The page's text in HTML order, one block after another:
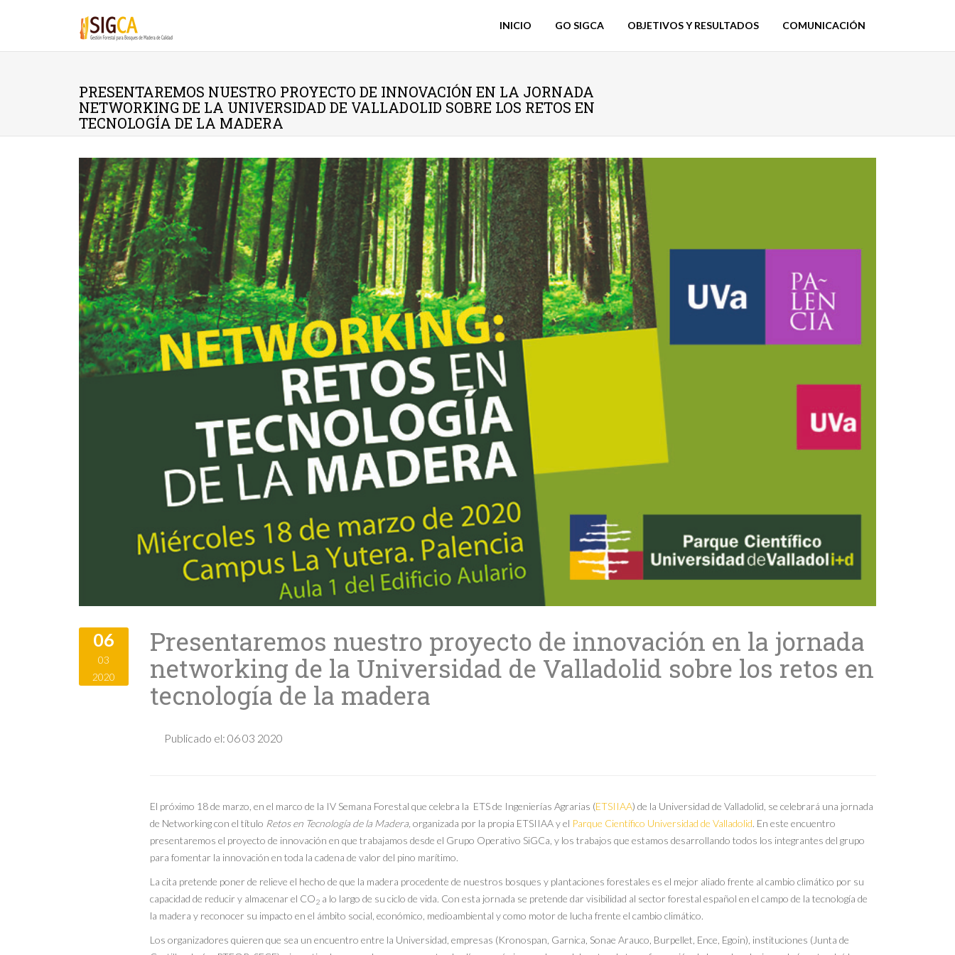
INICIO
GO SIGCA OBJETIVOS Y RESULTADOS COMUNICACIÓN
PRESENTAREMOS NUESTRO PROYECTO DE INNOVACIÓN EN LA JORNADA
NETWORKING DE LA UNIVERSIDAD DE VALLADOLID SOBRE LOS RETOS EN
TECNOLOGÍA DE LA MADERA
06
03
2020
Presentaremos nuestro proyecto de innovación en la jornada
networking de la Universidad de Valladolid sobre los retos en
tecnología de la madera
Publicado el: 06 03 2020
El próximo 18 de marzo, en el marco de la IV Semana Forestal que celebra la ETS de Ingenierías Agrarias (ETSIIAA) de la Universidad de Valladolid, se celebrará una jornada
de Networking con el título Retos en Tecnología de la Madera, organizada por la propia ETSIIAA y el Parque Científico Universidad de Valladolid. En este encuentro
presentaremos el proyecto de innovación en que trabajamos desde el Grupo Operativo SiGCa, y los trabajos que estamos desarrollando todos los integrantes del grupo
para fomentar la innovación en toda la cadena de valor del pino marítimo.
La cita pretende poner de relieve el hecho de que la madera procedente de nuestros bosques y plantaciones forestales es el mejor aliado frente al cambio climático por su
capacidad de reducir y almacenar el CO2 a lo largo de su ciclo de vida. Con esta jornada se pretende dar visibilidad al sector forestal español en el campo de la tecnología de
la madera y reconocer su impacto en el ámbito social, económico, medioambiental y como motor de lucha frente el cambio climático.
Los organizadores quieren que sea un encuentro entre la Universidad, empresas (Kronospan, Garnica, Sonae Arauco, Burpellet, Ence, Egoin), instituciones (Junta de